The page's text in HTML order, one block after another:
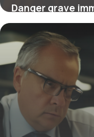
Danger grave
comprendre les
efficacement
5 mars 2026